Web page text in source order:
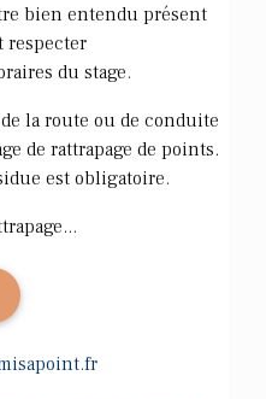
bien entendu présent
respecter
du stage.
la route ou de conduite
de rattrapage de points.
est obligatoire.